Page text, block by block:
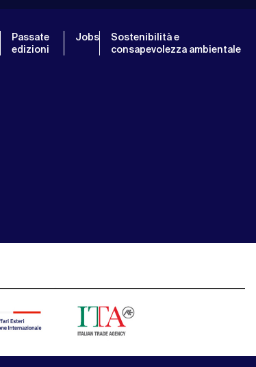
Passate
edizioni
Jobs
Sostenibilità e
consapevolezza ambientale